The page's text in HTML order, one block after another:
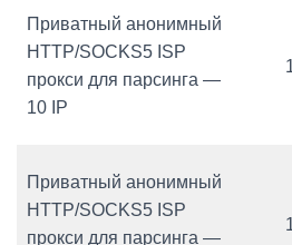
Приватный анонимный
HTTP/SOCKS5 ISP
прокси для парсинга —
10 IP
Приватный анонимный
HTTP/SOCKS5 ISP
прокси для парсинга —